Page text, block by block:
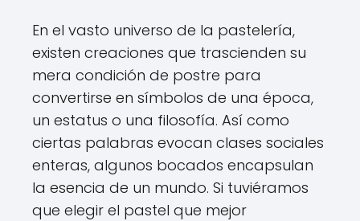
En el vasto universo de la pastelería,
existen creaciones que trascienden su
mera condición de postre para
convertirse en símbolos de una época,
un estatus o una filosofía. Así como
ciertas palabras evocan clases sociales
enteras, algunos bocados encapsulan
la esencia de un mundo. Si tuviéramos
que elegir el pastel que mejor